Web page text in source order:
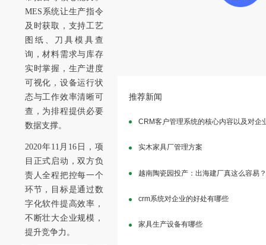
MES系统让生产指令
及时获取，支持工艺
图纸、刀具模具查
询，材料需求与库存
实时掌握，生产进度
可视化，设备运行状
态与工作效率清晰可
查，为排程提供必要
数据支撑。
2020年11月16日，项
目正式启动，双方负
责人全程把控每一个
环节，目标是通过数
字化软件提高效率，
不断壮大企业规模，
提升竞争力。
推荐新闻
CRM客户管理系统的核心内容以及对企
实木家具厂管理方案
越南陶瓷园投产：出海建厂真这么容易
crm系统对企业的好处有哪些
家具生产设备有哪些